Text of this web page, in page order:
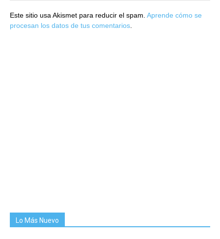
Este sitio usa Akismet para reducir el spam. Aprende cómo se
procesan los datos de tus comentarios
Lo Más Nuevo